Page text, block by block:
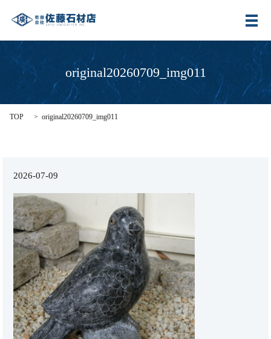
メ
original20260709_img011
TOP original20260709_img011
2026-07-09